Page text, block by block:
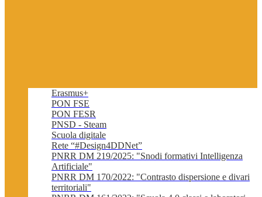
Erasmus+
PON FSE
PON FESR
PNSD - Steam
Scuola digitale
Rete “#Design4DDNet”
PNRR DM 219/2025: "Snodi formativi Intelligenza
Artificiale"
PNRR DM 170/2022: "Contrasto dispersione e divari
territoriali"